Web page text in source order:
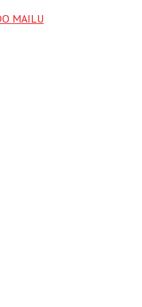
MAILU